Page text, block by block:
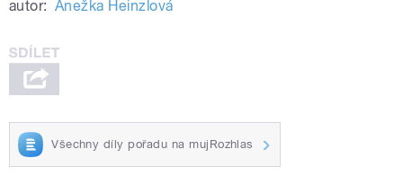
autor: Anežka Heinzlová
Všechny díly pořadu na mujRozhlas